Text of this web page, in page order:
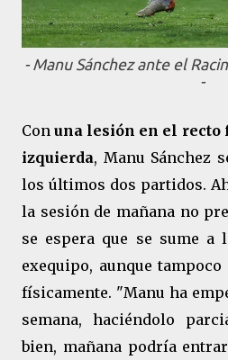
- Manu Sánchez ante el
-
Conuna lesión en el
izquierda, Manu Sánchez
los últimos dos partidos.
la sesión de mañana no
se espera que se sume a
exequipo, aunque
físicamente. "Manu ha
semana, haciéndolo
bien, mañana podría